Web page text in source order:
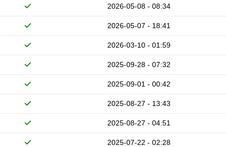
2026-05-08 - 08:34
2026-05-07 - 18:41
2026-03-10 - 01:59
2025-09-28 - 07:32
2025-09-01 - 00:42
2025-08-27 - 13:43
2025-08-27 - 04:51
2025-07-22 - 02:28